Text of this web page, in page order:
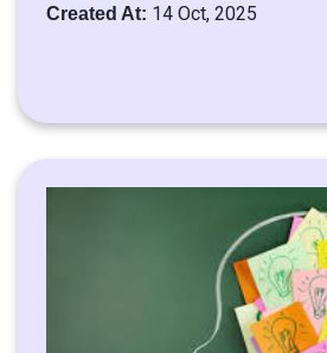
Created At: 14 Oct, 2025